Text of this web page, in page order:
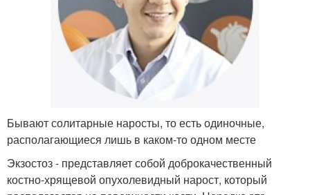
Бывают солитарные наросты, то есть одиночные,
располагающиеся лишь в каком-то одном месте
Экзостоз - представляет собой доброкачественный
костно-хрящевой опухолевидный нарост, который